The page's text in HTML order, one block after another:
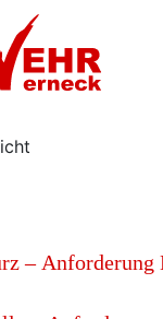
– Anforderung